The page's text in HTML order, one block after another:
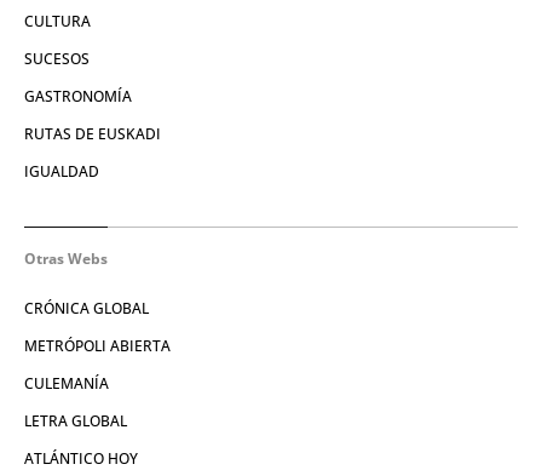
CULTURA
SUCESOS
GASTRONOMÍA
RUTAS DE EUSKADI
IGUALDAD
Otras Webs
CRÓNICA GLOBAL
METRÓPOLI ABIERTA
CULEMANÍA
LETRA GLOBAL
ATLÁNTICO HOY